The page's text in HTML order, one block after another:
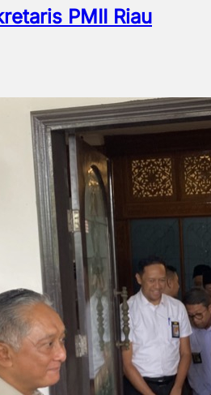
PMII Riau